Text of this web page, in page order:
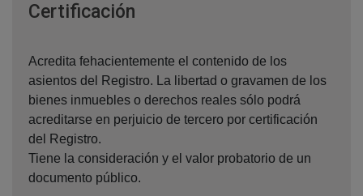
Certificación
Acredita fehacientemente el contenido de los
asientos del Registro. La libertad o gravamen de los
bienes inmuebles o derechos reales sólo podrá
acreditarse en perjuicio de tercero por certificación
del Registro.
Tiene la consideración y el valor probatorio de un
documento público.